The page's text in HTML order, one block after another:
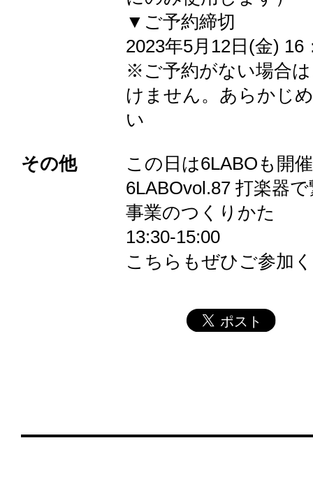
▼ご予約締切
2023年5月12日(金) 16
※ご予約がない場合
けません。あらかじ
い
その他
この日は6LABOも開
6LABOvol.87 打楽器
事業のつくりかた
13:30-15:00
こちらもぜひご参加